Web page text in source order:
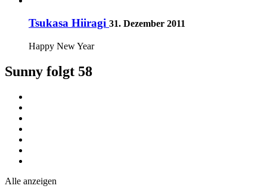
Tsukasa Hiiragi 31. Dezember 2011
Happy New Year
Sunny folgt 58
Alle anzeigen